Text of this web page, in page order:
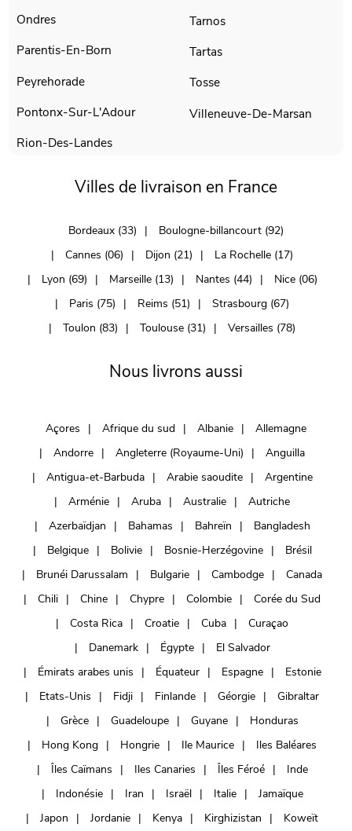
Ondres
Parentis-En-Born
Peyrehorade
Pontonx-Sur-L'Adour
Rion-Des-Landes
Tarnos
Tartas
Tosse
Villeneuve-De-Marsan
Villes de livraison en France
Bordeaux (33)
Boulogne-billancourt (92)
Cannes (06)
Dijon (21)
La Rochelle (17)
Lyon (69)
Marseille (13) Nantes (44)
Nice (06)
Paris (75)
Reims (51)
Strasbourg (67)
Toulon (83)
Toulouse (31) Versailles (78)
Nous livrons aussi
Açores Afrique du sud Albanie
Allemagne
Andorre
Angleterre (Royaume-Uni)
Anguilla
Antigua-et-Barbuda
Arabie saoudite
Argentine
Arménie
Aruba Australie
Autriche
Azerbaïdjan
Bahamas Bahreïn
Bangladesh
Belgique
Bolivie Bosnie-Herzégovine
Brésil
Brunéi Darussalam
Bulgarie Cambodge
Canada
Chili
Chine Chypre Colombie
Corée du Sud
Costa Rica
Croatie Cuba
Curaçao
Danemark
Égypte
El Salvador
Émirats arabes unis
Équateur Espagne
Estonie
Etats-Unis
Fidji Finlande Géorgie
Gibraltar
Grèce
Guadeloupe Guyane
Honduras
Hong Kong
Hongrie Ile Maurice
Iles Baléares
Îles Caïmans
Iles Canaries Îles Féroé
Inde
Indonésie
Iran Israël Italie
Jamaïque
Japon
Jordanie Kenya Kirghizistan
Koweït